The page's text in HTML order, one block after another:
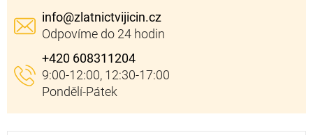
info@zlatnictvijicin.cz
+420 608311204